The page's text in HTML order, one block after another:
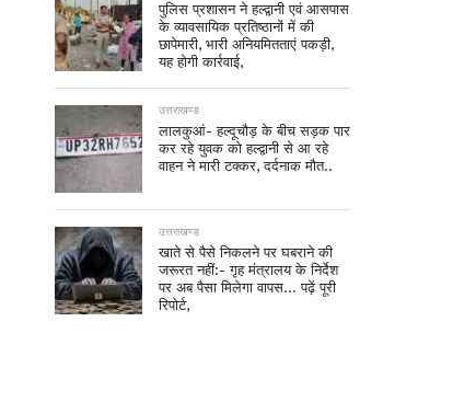
पुलिस प्रशासन ने हल्द्वानी एवं आसपास
के व्यावसायिक प्रतिष्ठानों में की
छापेमारी, भारी अनियमितताएं पकड़ी,
यह होगी कार्रवाई,
उत्तराखण्ड
लालकुआं- हल्दूचौड़ के बीच सड़क पार
कर रहे युवक को हल्द्वानी से आ रहे
वाहन ने मारी टक्कर, दर्दनाक मौत..
उत्तराखण्ड
खाते से पैसे निकलने पर घबराने की
जरूरत नहीं:- गृह मंत्रालय के निर्देश
पर अब पैसा मिलेगा वापस… पढ़ें पूरी
रिपोर्ट,